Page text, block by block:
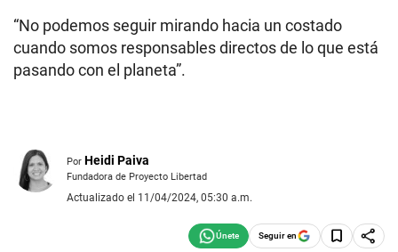
“No podemos seguir mirando hacia un costado
cuando somos responsables directos de lo que está
pasando con el planeta”.
Por Heidi Paiva
Fundadora de Proyecto Libertad
Actualizado el 11/04/2024, 05:30 a.m.
Seguir en